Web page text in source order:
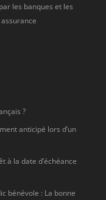
les banques et les
?
anticipé lors d’un
à la date d’échéance
bénévole : La bonne